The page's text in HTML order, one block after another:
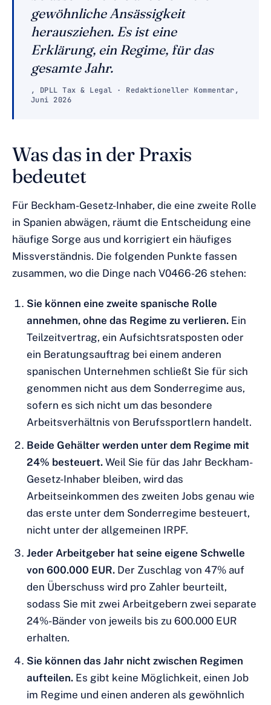
gewöhnliche Ansässigkeit
herausziehen. Es ist eine
Erklärung, ein Regime, für das
gesamte Jahr.
, DPLL Tax & Legal · Redaktioneller Kommentar,
Juni 2026
Was das in der Praxis
bedeutet
Für Beckham-Gesetz-Inhaber, die eine zweite Rolle
in Spanien abwägen, räumt die Entscheidung eine
häufige Sorge aus und korrigiert ein häufiges
Missverständnis. Die folgenden Punkte fassen
zusammen, wo die Dinge nach V0466-26 stehen:
Sie können eine zweite spanische Rolle
annehmen, ohne das Regime zu verlieren. Ein
Teilzeitvertrag, ein Aufsichtsratsposten oder
ein Beratungsauftrag bei einem anderen
spanischen Unternehmen schließt Sie für sich
genommen nicht aus dem Sonderregime aus,
sofern es sich nicht um das besondere
Arbeitsverhältnis von Berufssportlern handelt.
Beide Gehälter werden unter dem Regime mit
24% besteuert. Weil Sie für das Jahr Beckham-
Gesetz-Inhaber bleiben, wird das
Arbeitseinkommen des zweiten Jobs genau wie
das erste unter dem Sonderregime besteuert,
nicht unter der allgemeinen IRPF.
Jeder Arbeitgeber hat seine eigene Schwelle
von 600.000 EUR. Der Zuschlag von 47% auf
den Überschuss wird pro Zahler beurteilt,
sodass Sie mit zwei Arbeitgebern zwei separate
24%-Bänder von jeweils bis zu 600.000 EUR
erhalten.
Sie können das Jahr nicht zwischen Regimen
aufteilen. Es gibt keine Möglichkeit, einen Job
im Regime und einen anderen als gewöhnlich